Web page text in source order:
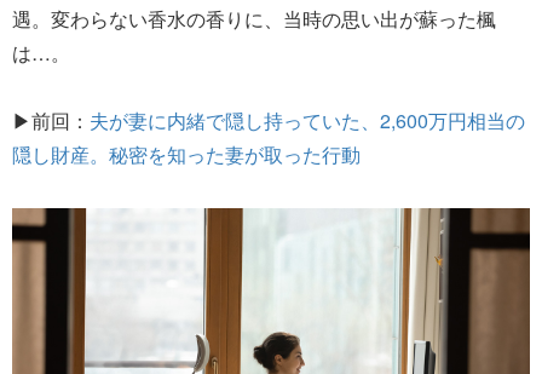
遇。変わらない香水の香りに、当時の思い出が蘇った楓
は…。
▶前回： 夫が妻に内緒で隠し持っていた、2,600万円相当の
隠し財産。秘密を知った妻が取った行動